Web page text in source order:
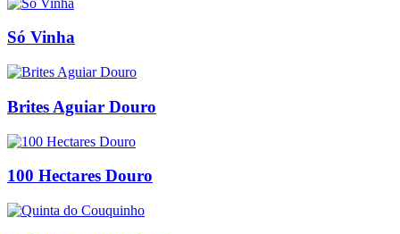
Só Vinha
Brites Aguiar Douro
100 Hectares Douro